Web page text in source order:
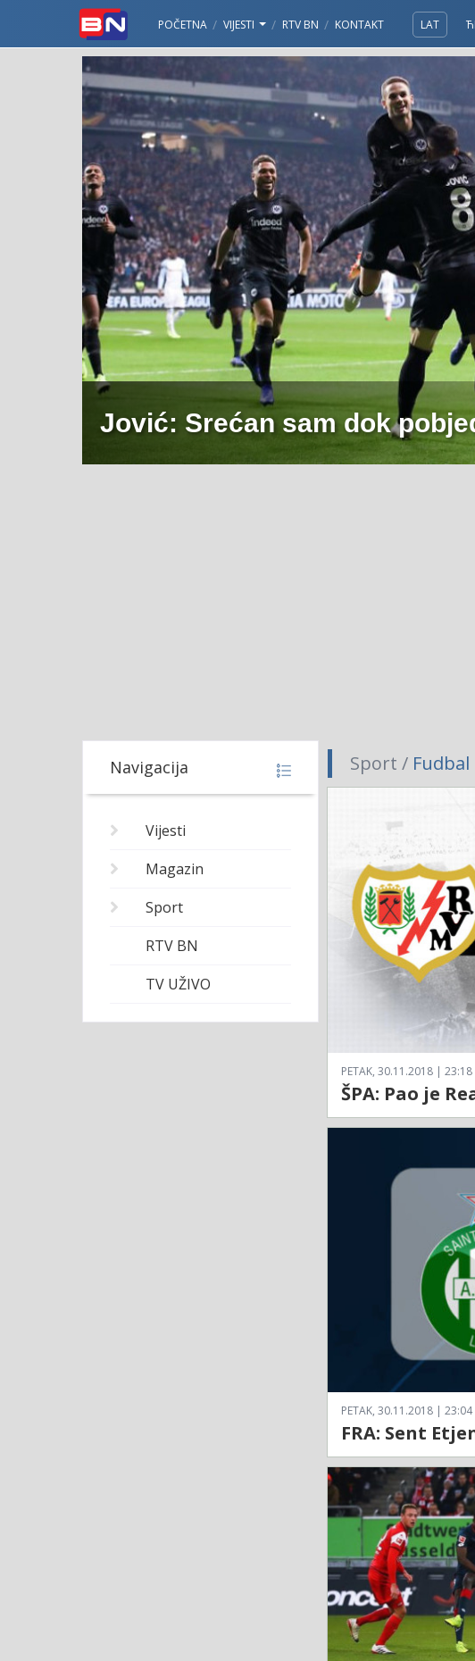
POČETNA VIJESTI RTV BN KONTAKT LAT
Jović: Srećan sam dok
Navigacija
Vijesti
Magazin
Sport
RTV BN
TV UŽIVO
Sport / Fudbal
PETAK, 30.11.2018 | 23:18
ŠPA: Pao je
PETAK, 30.11.2018 | 23:04
FRA: Sent